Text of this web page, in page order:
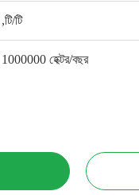
,টি/টি
1000000 হেক্টর/বছর